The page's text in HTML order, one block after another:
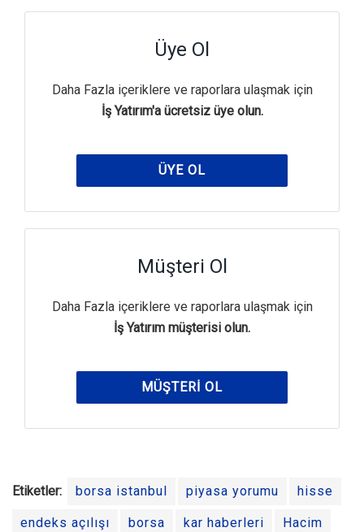
Üye Ol
Daha Fazla içeriklere ve raporlara ulaşmak için
İş Yatırım'a ücretsiz üye olun.
ÜYE OL
Müşteri Ol
Daha Fazla içeriklere ve raporlara ulaşmak için
İş Yatırım müşterisi olun.
MÜŞTERI OL
Etiketler: borsa istanbul piyasa yorumu hisse
endeks açılışı borsa kar haberleri Hacim